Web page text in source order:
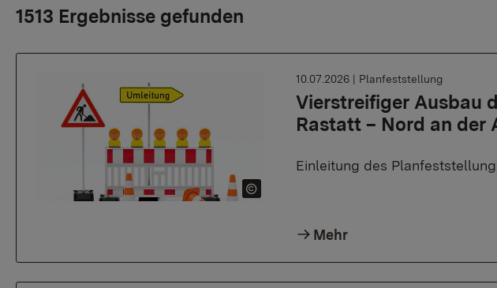
1513 Ergebnisse gefunden
Vierstreifiger Ausbau
Rastatt – Nord an der
10.07.2026 | Planfeststellung
Einleitung des
Mehr